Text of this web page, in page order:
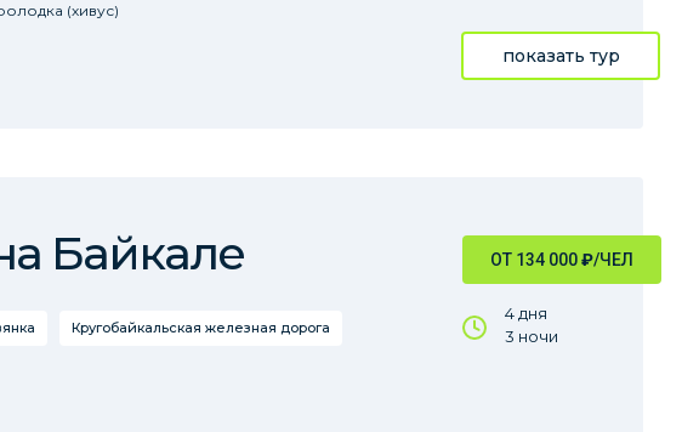
(хивус)
показать тур
ОТ 134 000₽/ЧЕЛ
4 дня
3 ночи
Байкале
Кругобайкальская железная дорога